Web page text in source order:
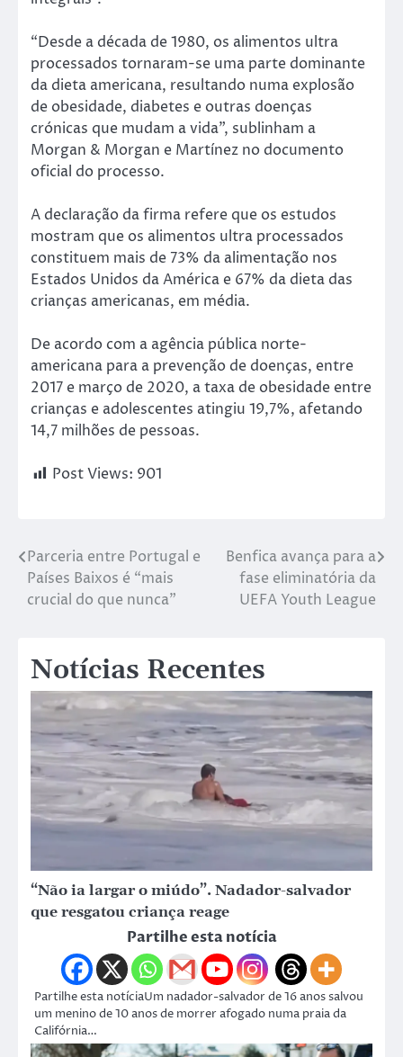
“Desde a década de 1980, os alimentos ultra
processados tornaram-se uma parte dominante
da dieta americana, resultando numa explosão
de obesidade, diabetes e outras doenças
crónicas que mudam a vida”, sublinham a
Morgan & Morgan e Martínez no documento
oficial do processo.
A declaração da firma refere que os estudos
mostram que os alimentos ultra processados
constituem mais de 73% da alimentação nos
Estados Unidos da América e 67% da dieta das
crianças americanas, em média.
De acordo com a agência pública norte-
americana para a prevenção de doenças, entre
2017 e março de 2020, a taxa de obesidade entre
crianças e adolescentes atingiu 19,7%, afetando
14,7 milhões de pessoas.
Post Views: 901
Parceria entre Portugal e
Países Baixos é “mais
crucial do que nunca”
Benfica avança para a
fase eliminatória da
UEFA Youth League
Notícias Recentes
“Não ia largar o miúdo”. Nadador-salvador
que resgatou criança reage
Partilhe esta notícia
Partilhe esta notíciaUm nadador-salvador de 16 anos salvou
um menino de 10 anos de morrer afogado numa praia da
Califórnia…